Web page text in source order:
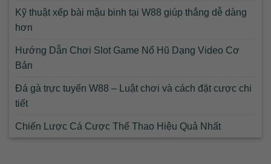
Kỹ thuật xếp bài mậu binh tại W88 giúp thắng dễ dàng
hơn
Hướng Dẫn Chơi Slot Game Nổ Hũ Dạng Video Cơ
Bản
Đá gà trực tuyến W88 – Luật chơi và cách đặt cược chi
tiết
Chiến Lược Cá Cược Thể Thao Hiệu Quả Nhất